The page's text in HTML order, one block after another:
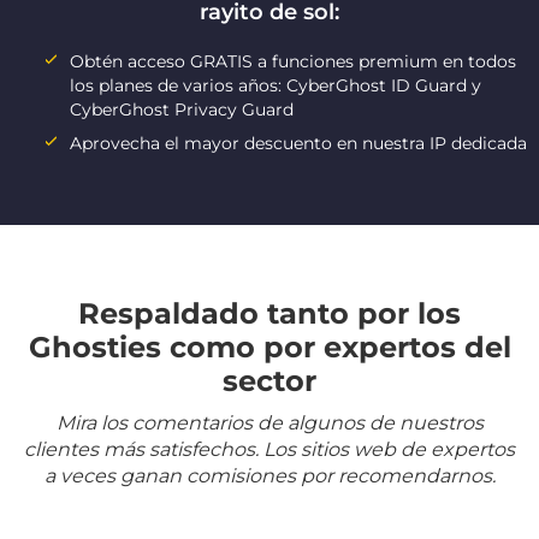
rayito de sol:
Obtén acceso GRATIS a funciones premium en todos
los planes de varios años: CyberGhost ID Guard y
CyberGhost Privacy Guard
Aprovecha el mayor descuento en nuestra IP dedicada
Respaldado tanto por los
Ghosties como por expertos del
sector
Mira los comentarios de algunos de nuestros
clientes más satisfechos. Los sitios web de expertos
a veces ganan comisiones por recomendarnos.